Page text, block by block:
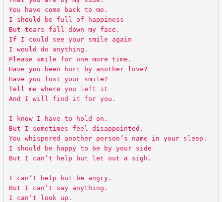
You have come back to me.
I should be full of happiness
But tears fall down my face.
If I could see your smile again
I would do anything.
Please smile for one more time.
Have you been hurt by another love?
Have you lost your smile?
Tell me where you left it
And I will find it for you.
I know I have to hold on.
But I sometimes feel disappointed.
You whispered another person’s name in your sleep.
I should be happy to be by your side
But I can’t help but let out a sigh.
I can’t help but be angry.
But I can’t say anything.
I can’t look up.